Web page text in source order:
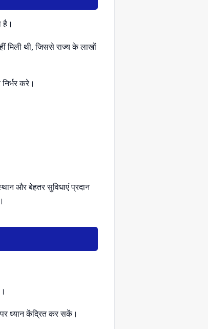
है।
मिली थी, जिससे राज्य के लाखों
करे।
और बेहतर सुविधाएं प्रदान
ध्यान केंद्रित कर सकें।